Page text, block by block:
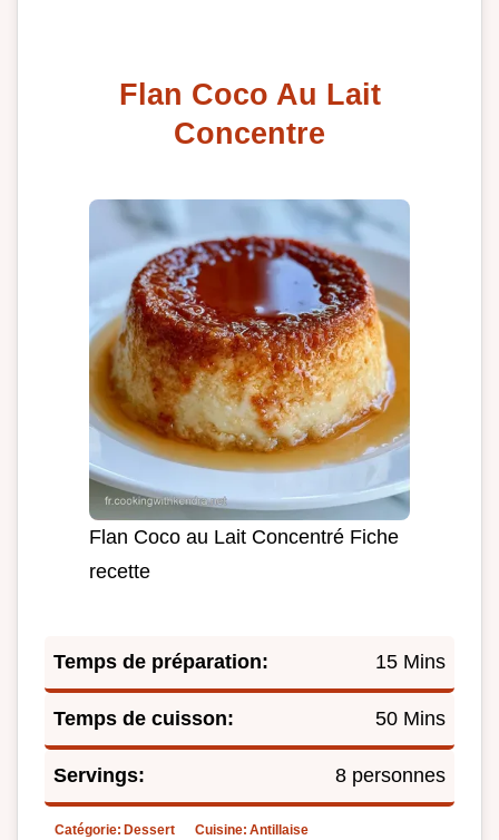
Flan Coco Au Lait
Concentre
Flan Coco au Lait Concentré Fiche
recette
Temps de préparation: 15 Mins
Temps de cuisson: 50 Mins
Servings: 8 personnes
Catégorie: Dessert Cuisine: Antillaise